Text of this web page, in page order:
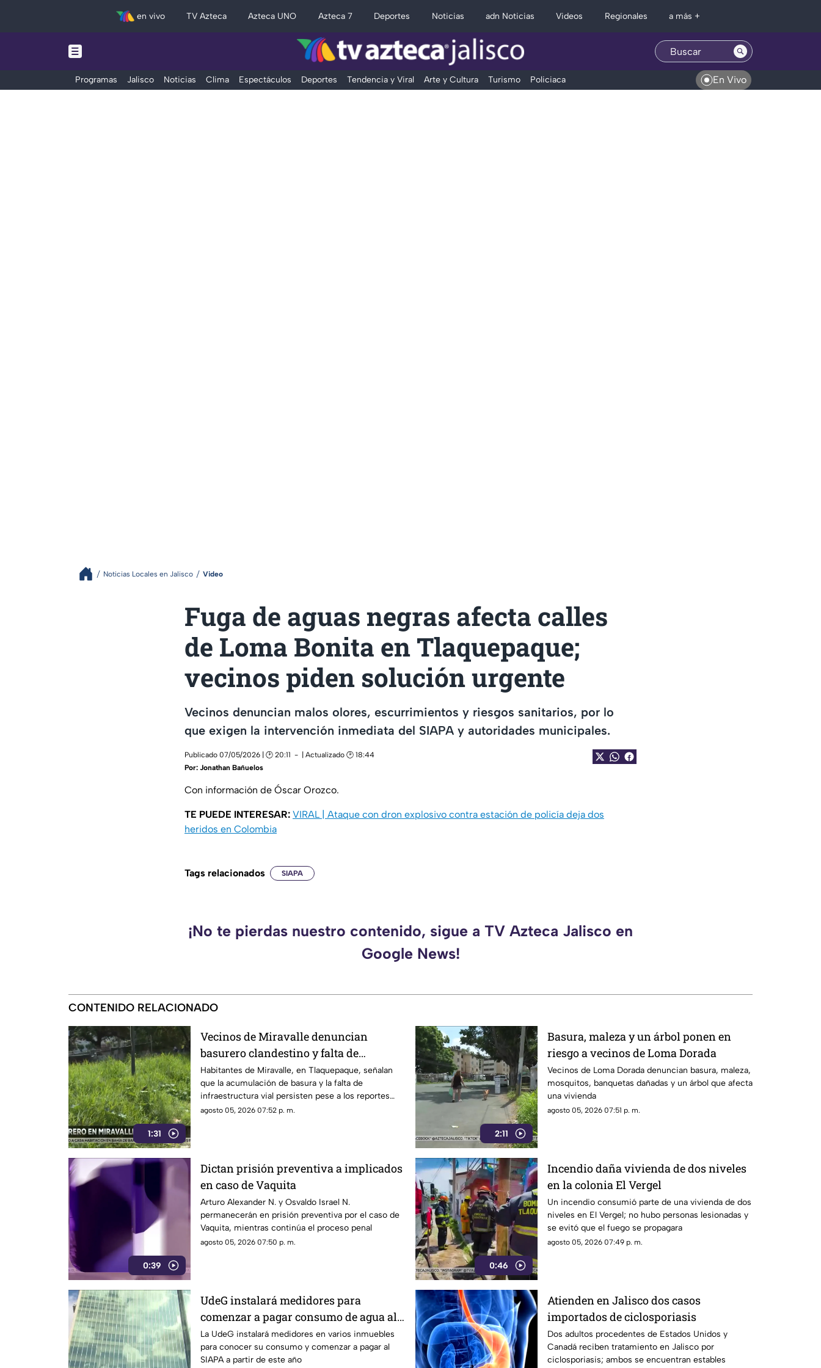
en vivo TV Azteca Azteca UNO Azteca 7 Deportes Noticias adn Noticias Videos Regionales a más +
Programas Jalisco Noticias Clima Espectáculos Deportes Tendencia y Viral Arte y Cultura Turismo Policiaca En Vivo
Noticias Locales en Jalisco Video
Fuga de aguas negras afecta calles
de Loma Bonita en Tlaquepaque;
vecinos piden solución urgente
Vecinos denuncian malos olores, escurrimientos y riesgos sanitarios, por lo
que exigen la intervención inmediata del SIAPA y autoridades municipales.
Publicado 07/05/2026 | 🕑 20:11
| Actualizado 🕑 18:44
Por: Jonathan Bañuelos
Con información de Óscar Orozco.
TE PUEDE INTERESAR: VIRAL | Ataque con dron explosivo contra estación de policía deja dos
heridos en Colombia
Tags relacionados SIAPA
¡No te pierdas nuestro contenido, sigue a TV Azteca Jalisco en
Google News!
CONTENIDO RELACIONADO
1:31
Vecinos de Miravalle denuncian
basurero clandestino y falta de
seguridad vial en la colonia
Habitantes de Miravalle, en Tlaquepaque, señalan
que la acumulación de basura y la falta de
infraestructura vial persisten pese a los reportes
realizados
agosto 05, 2026 07:52 p. m.
2:11
Basura, maleza y un árbol ponen en
riesgo a vecinos de Loma Dorada
Vecinos de Loma Dorada denuncian basura, maleza,
mosquitos, banquetas dañadas y un árbol que afecta
una vivienda
agosto 05, 2026 07:51 p. m.
0:39
Dictan prisión preventiva a implicados
en caso de Vaquita
Arturo Alexander N. y Osvaldo Israel N.
permanecerán en prisión preventiva por el caso de
Vaquita, mientras continúa el proceso penal
agosto 05, 2026 07:50 p. m.
0:46
Incendio daña vivienda de dos niveles
en la colonia El Vergel
Un incendio consumió parte de una vivienda de dos
niveles en El Vergel; no hubo personas lesionadas y
se evitó que el fuego se propagara
agosto 05, 2026 07:49 p. m.
UdeG instalará medidores para
comenzar a pagar consumo de agua al
SIAPA
La UdeG instalará medidores en varios inmuebles
para conocer su consumo y comenzar a pagar al
SIAPA a partir de este año
Atienden en Jalisco dos casos
importados de ciclosporiasis
Dos adultos procedentes de Estados Unidos y
Canadá reciben tratamiento en Jalisco por
ciclosporiasis; ambos se encuentran estables